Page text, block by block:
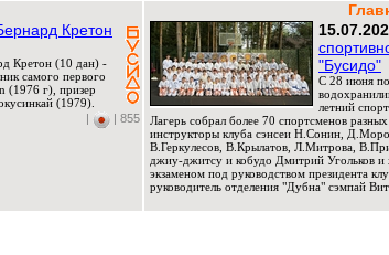
Кретон
Кретон (10 дан) -
самого первого
(1976 г), призер
(1979).
|
| 855
"Бусидо"
C 28 июня
летний
Лагерь собрал более 70 спортсменов
инструкторы клуба сэнсеи Н.Сонин,
В.Геркулесов, В.Крылатов, Л.Митрова,
джиу-джитсу и кобудо Дмитрий Угольков и
экзаменом под руководством президента
руководитель отделения "Дубна" сэмпай